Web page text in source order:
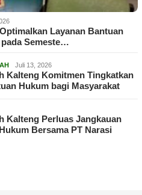
Layanan Bantuan
Semeste…
Juli 13, 2026
Kalteng Komitmen Tingkatkan
Hukum bagi Masyarakat
Kalteng Perluas Jangkauan
Bersama PT Narasi